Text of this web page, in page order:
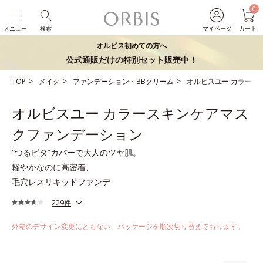
マイページ
0
カート
検索
メニュー
オルビス初めての方へ
公式通販だけの特別セット販売中！
TOP メイク ファンデーション・BBクリーム オルビスユー カラース
オルビスユー カラースキンケアマス
クファンデーション
“つるピタ”カバーで大人のツヤ肌。
軽やかなのに高密着、
毛穴レスリキッドファンデ
229件
外箱のデザイン変更にともない、パッケージを順次切り替えております。